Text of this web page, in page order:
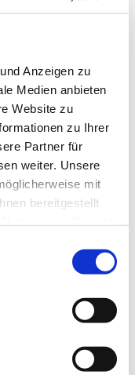
Anzeigen zu
Medien anbieten
Website zu
zu Ihrer
Partner für
weiter. Unsere
mit
bereitgestellt